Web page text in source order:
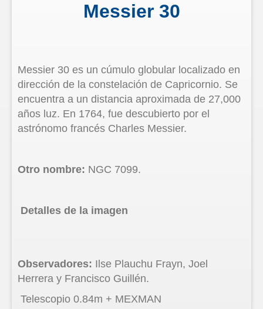
Messier 30
Messier 30 es un cúmulo globular localizado en
dirección de la constelación de Capricornio. Se
encuentra a un distancia aproximada de 27,000
años luz. En 1764, fue descubierto por el
astrónomo francés Charles Messier.
Otro nombre: NGC 7099.
Detalles de la imagen
Observadores: Ilse Plauchu Frayn, Joel
Herrera y Francisco Guillén.
Telescopio 0.84m + MEXMAN